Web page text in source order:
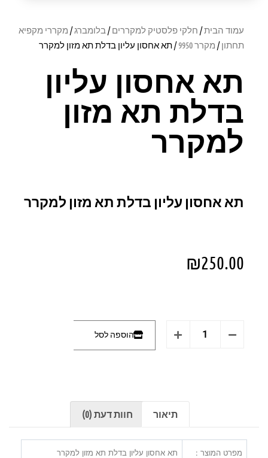
עמוד הבית/ חלקי פלסטיק למקררים/ בלומברג/ מקררי מקפיא
תחתון/ מקרר 9950 / תא אחסון עליון בדלת תא מזון למקרר
תא אחסון עליון
בדלת תא מזון
למקרר
תא אחסון עליון בדלת תא מזון למקרר
₪250.00
הוספה לסל
תיאור חוות דעת (0)
מפרט המוצר : תא אחסון עליון בדלת תא מזון למקרר